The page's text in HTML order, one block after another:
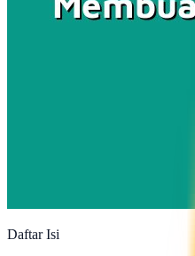
Daftar Isi